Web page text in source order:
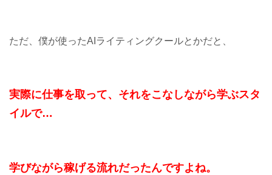
ただ、僕が使ったAIライティングクールとかだと、
実際に仕事を取って、それをこなしながら学ぶスタ
イルで…
学びながら稼げる流れだったんですよね。